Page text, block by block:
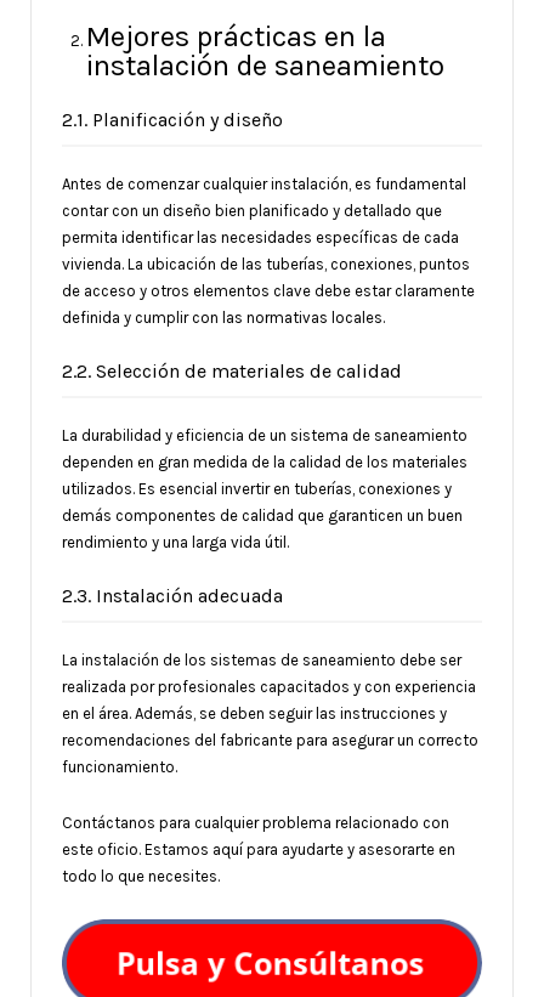
Mejores prácticas en la
instalación de saneamiento
2.1. Planificación y diseño
Antes de comenzar cualquier instalación, es fundamental
contar con un diseño bien planificado y detallado que
permita identificar las necesidades específicas de cada
vivienda. La ubicación de las tuberías, conexiones, puntos
de acceso y otros elementos clave debe estar claramente
definida y cumplir con las normativas locales.
2.2. Selección de materiales de calidad
La durabilidad y eficiencia de un sistema de saneamiento
dependen en gran medida de la calidad de los materiales
utilizados. Es esencial invertir en tuberías, conexiones y
demás componentes de calidad que garanticen un buen
rendimiento y una larga vida útil.
2.3. Instalación adecuada
La instalación de los sistemas de saneamiento debe ser
realizada por profesionales capacitados y con experiencia
en el área. Además, se deben seguir las instrucciones y
recomendaciones del fabricante para asegurar un correcto
funcionamiento.
Contáctanos para cualquier problema relacionado con
este oficio. Estamos aquí para ayudarte y asesorarte en
todo lo que necesites.